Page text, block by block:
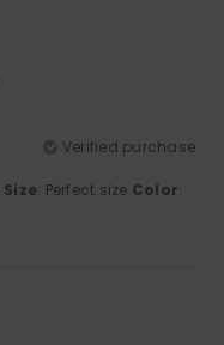
Verified purchase
Size: Perfect size Color: